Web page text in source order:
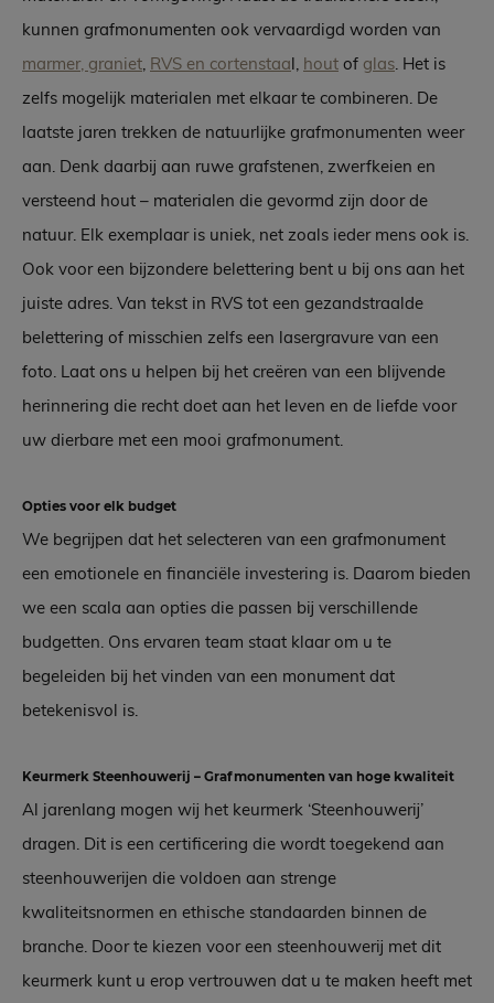
kunnen grafmonumenten ook vervaardigd worden van
marmer, graniet, RVS en cortenstaal, hout of glas. Het is
zelfs mogelijk materialen met elkaar te combineren. De
laatste jaren trekken de natuurlijke grafmonumenten weer
aan. Denk daarbij aan ruwe grafstenen, zwerfkeien en
versteend hout – materialen die gevormd zijn door de
natuur. Elk exemplaar is uniek, net zoals ieder mens ook is.
Ook voor een bijzondere belettering bent u bij ons aan het
juiste adres. Van tekst in RVS tot een gezandstraalde
belettering of misschien zelfs een lasergravure van een
foto. Laat ons u helpen bij het creëren van een blijvende
herinnering die recht doet aan het leven en de liefde voor
uw dierbare met een mooi grafmonument.
Opties voor elk budget
We begrijpen dat het selecteren van een grafmonument
een emotionele en financiële investering is. Daarom bieden
we een scala aan opties die passen bij verschillende
budgetten. Ons ervaren team staat klaar om u te
begeleiden bij het vinden van een monument dat
betekenisvol is.
Keurmerk Steenhouwerij – Grafmonumenten van hoge kwaliteit
Al jarenlang mogen wij het keurmerk ‘Steenhouwerij’
dragen. Dit is een certificering die wordt toegekend aan
steenhouwerijen die voldoen aan strenge
kwaliteitsnormen en ethische standaarden binnen de
branche. Door te kiezen voor een steenhouwerij met dit
keurmerk kunt u erop vertrouwen dat u te maken heeft met